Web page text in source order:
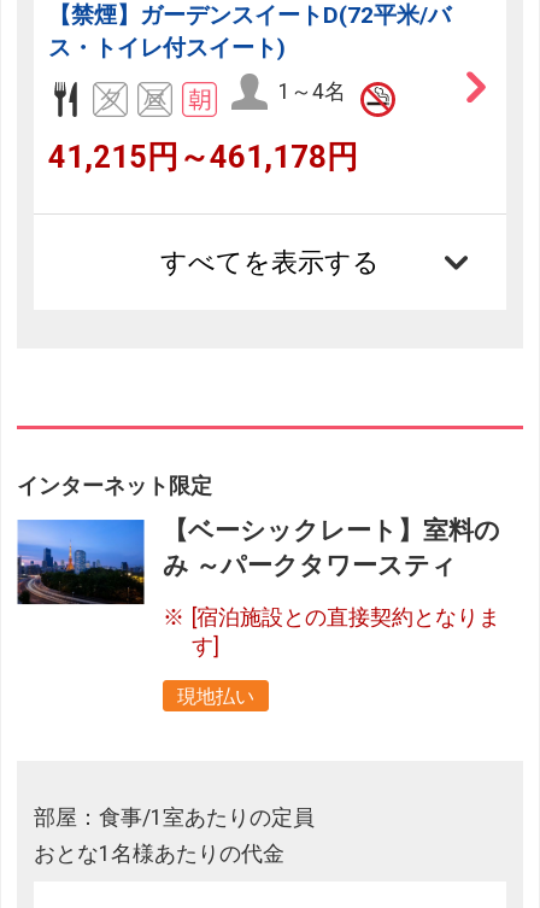
【禁煙】ガーデンスイートD(72平米/バ
ス・トイレ付スイート)
1～4名
41,215円～461,178円
すべてを表示する
インターネット限定
【ベーシックレート】室料の
み ～パークタワースティ
[宿泊施設との直接契約となりま
す]
現地払い
部屋：食事/1室あたりの定員
おとな1名様あたりの代金